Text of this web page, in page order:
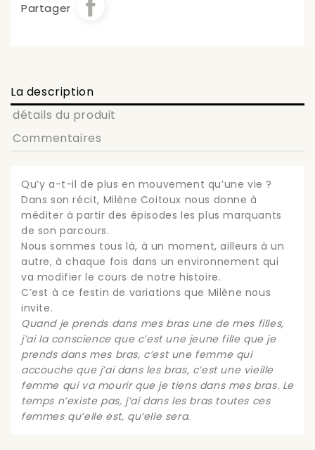
Partager
La description
détails du produit
Commentaires
Qu’y a-t-il de plus en mouvement qu’une vie ?
Dans son récit, Milène Coitoux nous donne à
méditer à partir des épisodes les plus marquants
de son parcours.
Nous sommes tous là, à un moment, ailleurs à un
autre, à chaque fois dans un environnement qui
va modifier le cours de notre histoire.
C’est à ce festin de variations que Milène nous
invite.
Quand je prends dans mes bras une de mes filles,
j’ai la conscience que c’est une jeune fille que je
prends dans mes bras, c’est une femme qui
accouche que j’ai dans les bras, c’est une vieille
femme qui va mourir que je tiens dans mes bras. Le
temps n’existe pas, j’ai dans les bras toutes ces
femmes qu’elle est, qu’elle sera.